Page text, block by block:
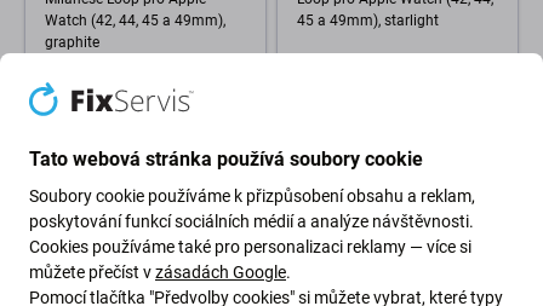
Watch (42, 44, 45 a 49mm),
graphite
Skladem (shop)
45 a 49mm), starlight
Tato webová stránka používá soubory cookie
Soubory cookie používáme k přizpůsobení obsahu a reklam,
poskytování funkcí sociálních médií a analýze návštěvnosti.
Cookies používáme také pro personalizaci reklamy — více si
můžete přečíst vzásadách Google.
Pomocí tlačítka "Předvolby cookies" si můžete vybrat, které typy